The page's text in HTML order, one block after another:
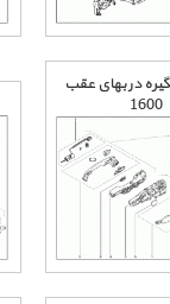
دربهای عقب
1600